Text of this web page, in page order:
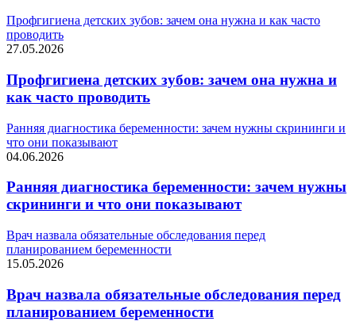
Профгигиена детских зубов: зачем она нужна и как часто
проводить
27.05.2026
Профгигиена детских зубов: зачем она нужна и
как часто проводить
Ранняя диагностика беременности: зачем нужны скрининги и
что они показывают
04.06.2026
Ранняя диагностика беременности: зачем нужны
скрининги и что они показывают
Врач назвала обязательные обследования перед
планированием беременности
15.05.2026
Врач назвала обязательные обследования перед
планированием беременности